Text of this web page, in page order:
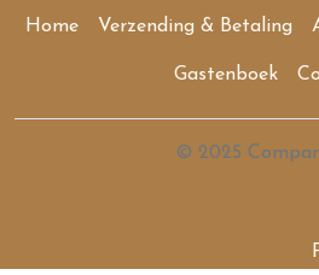
Home Verzending & Betaling
Gastenboek
© 2025